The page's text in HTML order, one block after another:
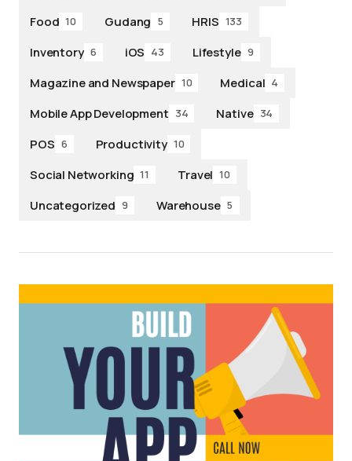
Food 10 Gudang 5 HRIS 133
Inventory 6 iOS 43 Lifestyle 9
Magazine and Newspaper 10 Medical 4
Mobile App Development 34 Native 34
POS 6 Productivity 10
Social Networking 11 Travel 10
Uncategorized 9 Warehouse 5